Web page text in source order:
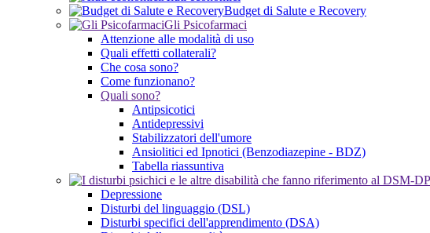
Budget di Salute e Recovery
Gli Psicofarmaci
Attenzione alle modalità di uso
Quali effetti collaterali?
Che cosa sono?
Come funzionano?
Quali sono?
Antipsicotici
Antidepressivi
Stabilizzatori dell'umore
Ansiolitici ed Ipnotici (Benzodiazepine - BDZ)
Tabella riassuntiva
Depressione
Disturbi del linguaggio (DSL)
Disturbi specifici dell'apprendimento (DSA)